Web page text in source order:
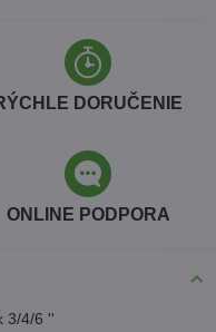
DORUČENIE
ONLINE PODPORA
3/4/6 ''